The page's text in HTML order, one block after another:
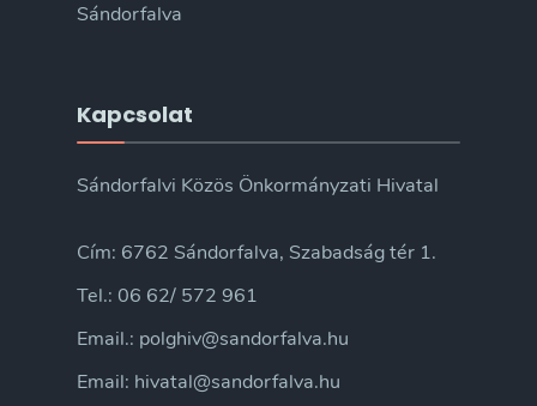
Sándorfalva
Kapcsolat
Sándorfalvi Közös Önkormányzati Hivatal
Cím: 6762 Sándorfalva, Szabadság tér 1.
Tel.: 06 62/ 572 961
Email.: polghiv@sandorfalva.hu
Email: hivatal@sandorfalva.hu